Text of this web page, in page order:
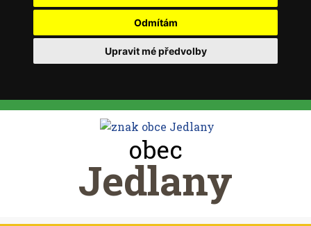
Odmítám
Upravit mé předvolby
obec
Jedlany